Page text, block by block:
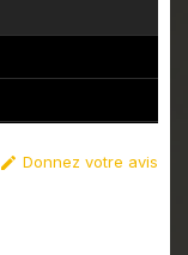
 Donnez votre avis